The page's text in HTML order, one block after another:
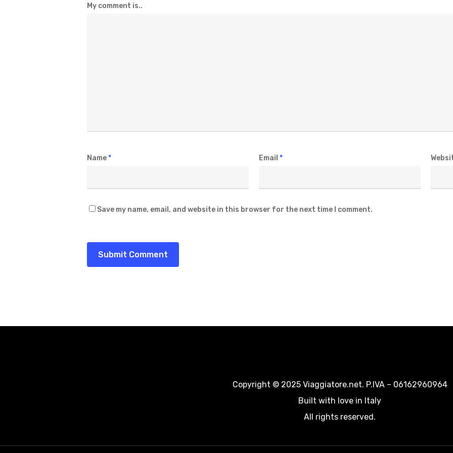
My comment is..
Name* Email *
Save my name, email, and website in this browser for the next time I comment.
Copyright © 2025 Viaggiatore.net. P.IVA – 06162960964
Built with love in Italy
All rights reserved.